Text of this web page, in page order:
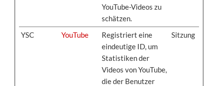
YouTube-Videos zu
schätzen.
YSC YouTube
Registriert eine
eindeutige ID, um
Statistiken der
Videos von YouTube,
die der Benutzer
Sitzung